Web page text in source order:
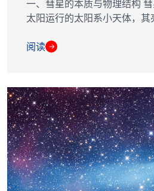
一、彗星的本质与物理结构
太阳运行的太阳系小天体，
阅读 →